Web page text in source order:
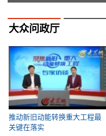
大众问政厅
推动新旧动能转换重大工程最
关键在落实